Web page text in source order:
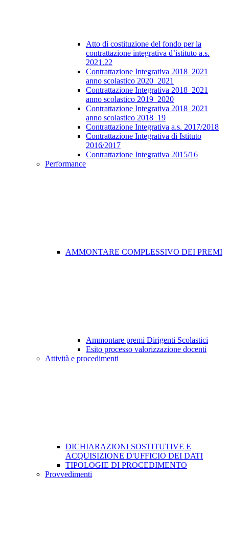
Atto di costituzione del fondo per la
contrattazione integrativa d’istituto a.s.
2021.22
Contrattazione Integrativa 2018_2021
anno scolastico 2020_2021
Contrattazione Integrativa 2018_2021
anno scolastico 2019_2020
Contrattazione Integrativa 2018_2021
anno scolastico 2018_19
Contrattazione Integrativa a.s. 2017/2018
Contrattazione Integrativa di Istituto
2016/2017
Contrattazione Integrativa 2015/16
Performance
AMMONTARE COMPLESSIVO DEI PREMI
Ammontare premi Dirigenti Scolastici
Esito processo valorizzazione docenti
Attività e procedimenti
DICHIARAZIONI SOSTITUTIVE E
ACQUISIZIONE D'UFFICIO DEI DATI
TIPOLOGIE DI PROCEDIMENTO
Provvedimenti